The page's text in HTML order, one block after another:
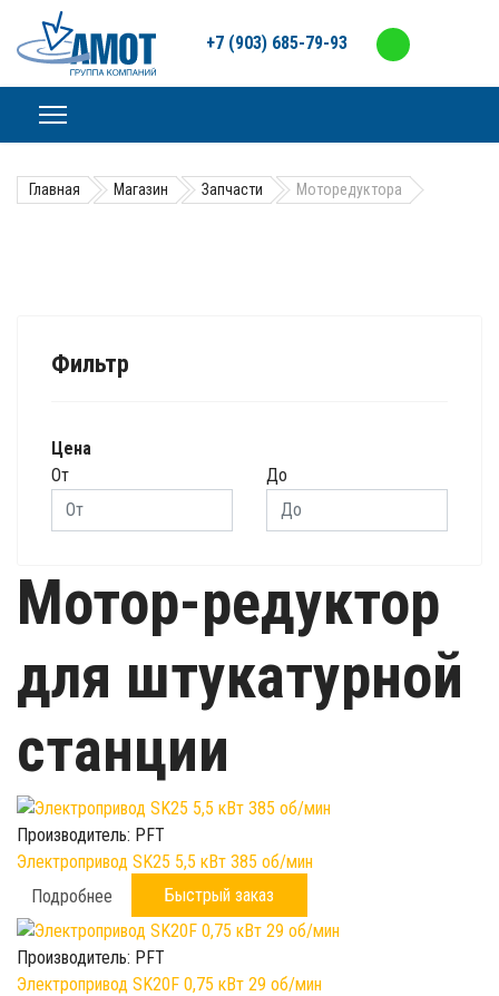
+7 (903) 685-79-93
Главная Магазин Запчасти Моторедуктора
Фильтр
Цена
От
До
Мотор-редуктор
для штукатурной
станции
Производитель: PFT
Электропривод SK25 5,5 кВт 385 об/мин
Подробнее
Быстрый заказ
Производитель: PFT
Электропривод SK20F 0,75 кВт 29 об/мин